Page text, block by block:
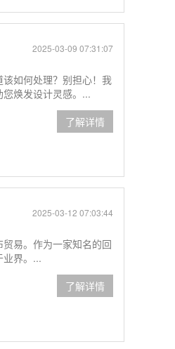
2025-03-09 07:31:07
如何处理？别担心！我
焕发设计灵感。...
了解详情
2025-03-12 07:03:44
易。作为一家知名的回
业界。...
了解详情